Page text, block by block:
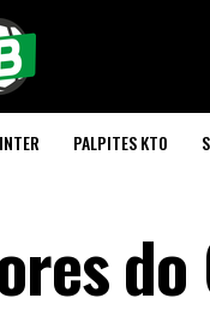
INTER PALPITES KTO